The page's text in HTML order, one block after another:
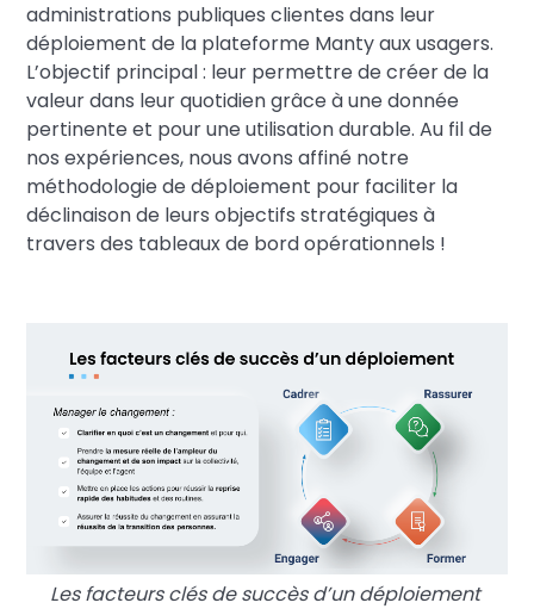
administrations publiques clientes dans leur
déploiement de la plateforme Manty aux usagers.
L’objectif principal : leur permettre de créer de la
valeur dans leur quotidien grâce à une donnée
pertinente et pour une utilisation durable. Au fil de
nos expériences, nous avons affiné notre
méthodologie de déploiement pour faciliter la
déclinaison de leurs objectifs stratégiques à
travers des tableaux de bord opérationnels !
Les facteurs clés de succès d’un déploiement